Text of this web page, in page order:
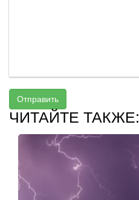
Отправить
ЧИТАЙТЕ ТАКЖЕ: